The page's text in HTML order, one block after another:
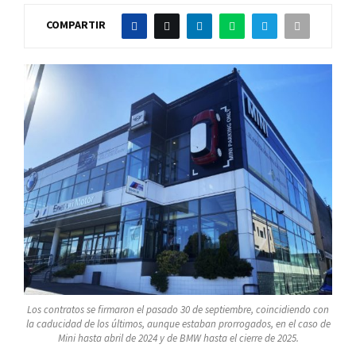
COMPARTIR
Los contratos se firmaron el pasado 30 de septiembre, coincidiendo con
la caducidad de los últimos, aunque estaban prorrogados, en el caso de
Mini hasta abril de 2024 y de BMW hasta el cierre de 2025.